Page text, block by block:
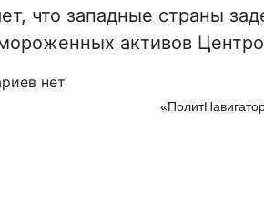
что западные страны
активов
нет